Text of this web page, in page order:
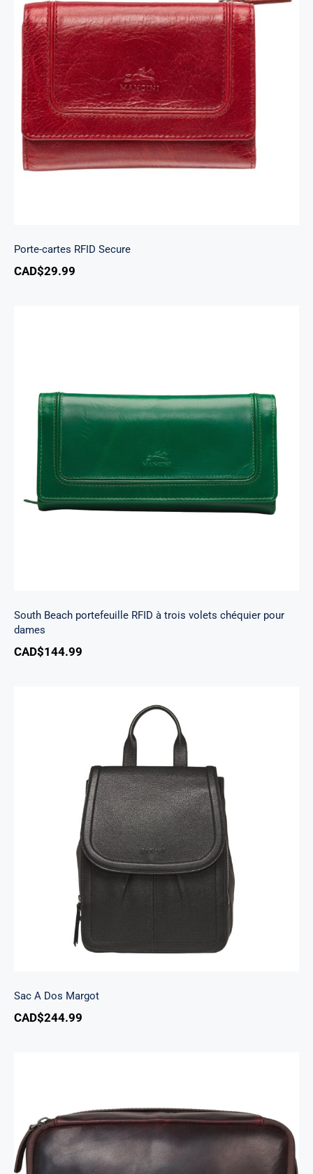
Porte-cartes RFID Secure
Porte-cartes RFID Secure
CAD$29.99
South Beach portefeuille RFID à trois volets
chéquier pour dames
South Beach portefeuille RFID à trois volets chéquier pour
dames
CAD$144.99
Sac A Dos Margot
Sac A Dos Margot
CAD$244.99